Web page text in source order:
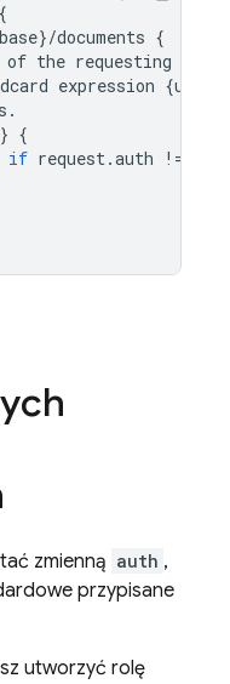
{
}/documents {
of the requesting
expression {
.
} {
if request.auth !=
zmienną auth ,
przypisane
utworzyć rolę